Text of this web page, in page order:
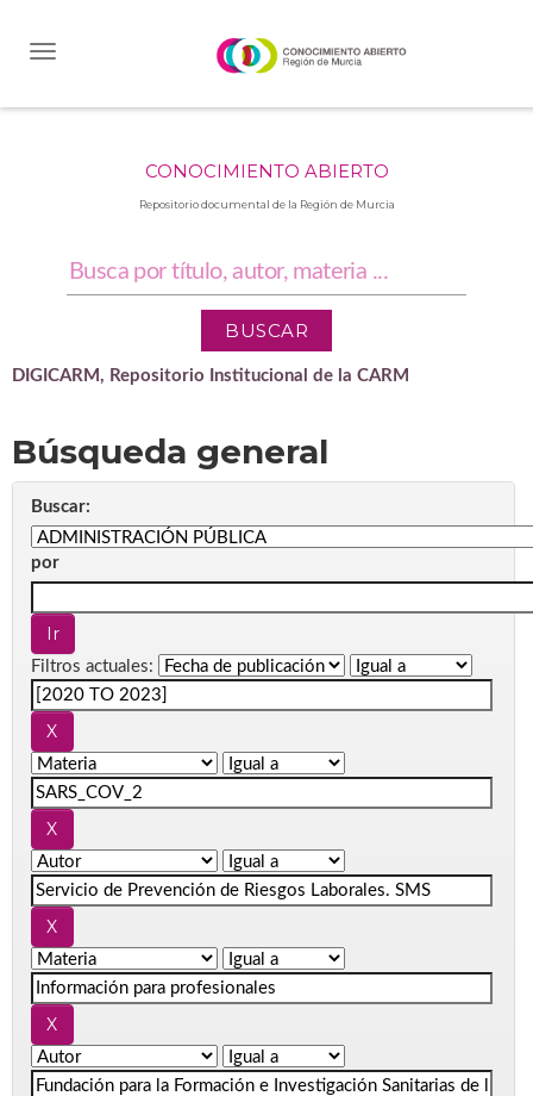
CONOCIMIENTO ABIERTO
Repositorio documental de la Región de Murcia
DIGICARM, Repositorio Institucional de la CARM
Búsqueda general
Buscar:
por
Filtros actuales: